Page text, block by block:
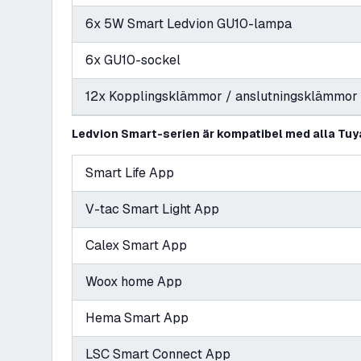
6x 5W Smart Ledvion GU10-lampa
6x GU10-sockel
12x Kopplingsklämmor / anslutningsklämmor
Ledvion Smart-serien är kompatibel med alla
Smart Life App
V-tac Smart Light App
Calex Smart App
Woox home App
Hema Smart App
LSC Smart Connect App